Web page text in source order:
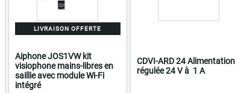
LIVRAISON OFFERTE
Aiphone JOS1VW kit
visiophone mains-libres en
saillie avec module Wi-Fi
intégré
CDVI-ARD 24 Alimentation
régulée 24 V à 1 A